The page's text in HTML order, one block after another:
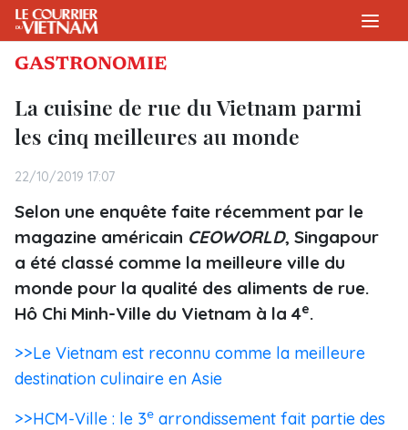
GASTRONOMIE
La cuisine de rue du Vietnam parmi
les cinq meilleures au monde
22/10/2019 17:07
Selon une enquête faite récemment par le
magazine américain CEOWORLD, Singapour
a été classé comme la meilleure ville du
monde pour la qualité des aliments de rue.
Hô Chi Minh-Ville du Vietnam à la 4e.
>>Le Vietnam est reconnu comme la meilleure
destination culinaire en Asie
>>HCM-Ville : le 3e arrondissement fait partie des